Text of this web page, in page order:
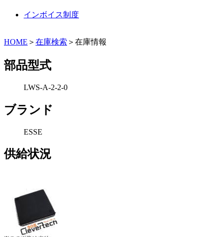
インボイス制度
HOME ＞ 在庫検索 ＞在庫情報
部品型式
LWS-A-2-2-0
ブランド
ESSE
供給状況